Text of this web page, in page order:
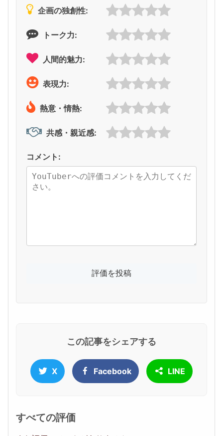
企画の独創性:
トーク力:
人間的魅力:
表現力:
熱意・情熱:
共感・親近感:
コメント:
この記事をシェアする
X Facebook LINE
すべての評価